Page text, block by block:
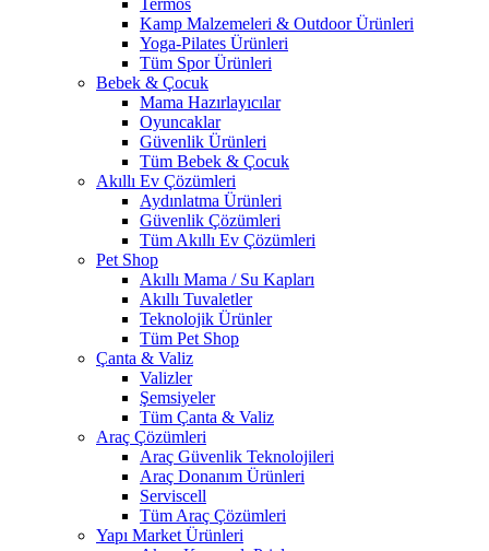
Termos
Kamp Malzemeleri & Outdoor Ürünleri
Yoga-Pilates Ürünleri
Tüm Spor Ürünleri
Bebek & Çocuk
Mama Hazırlayıcılar
Oyuncaklar
Güvenlik Ürünleri
Tüm Bebek & Çocuk
Akıllı Ev Çözümleri
Aydınlatma Ürünleri
Güvenlik Çözümleri
Tüm Akıllı Ev Çözümleri
Pet Shop
Akıllı Mama / Su Kapları
Akıllı Tuvaletler
Teknolojik Ürünler
Tüm Pet Shop
Çanta & Valiz
Valizler
Şemsiyeler
Tüm Çanta & Valiz
Araç Çözümleri
Araç Güvenlik Teknolojileri
Araç Donanım Ürünleri
Serviscell
Tüm Araç Çözümleri
Yapı Market Ürünleri